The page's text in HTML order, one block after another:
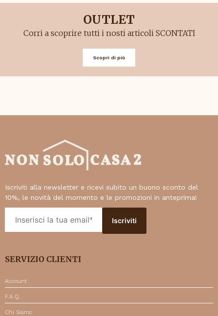
OUTLET
Corri a scoprire tutti i nosti articoli SCONTATI
Scopri di più
Iscriviti alla newsletter e ricevi subito un buono sconto del
10%, le novità del momento e le promozioni in anteprima!
SERVIZIO CLIENTI
Account
F.A.Q.
Chi Siamo